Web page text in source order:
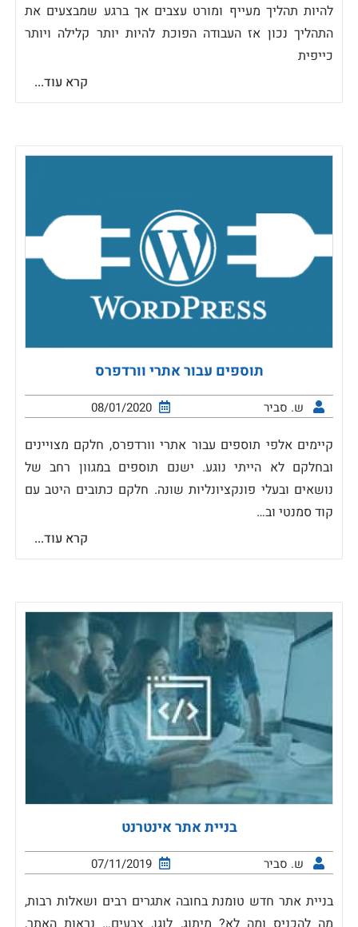
להיות תהליך מעייף ומורט עצבים אך ברגע שמבצעים את
התהליך נכון אז העבודה הפוכת להיות יותר קלילה ויותר
כייפית
קרא עוד...
תוספים עבור אתרי וורדפרס
ש. סביר 08/01/2020
קיימים אלפי תוספים עבור אתרי וורדפרס, חלקם מצויינים
ובחלקם לא הייתי נוגע. ישנם תוספים במגוון רחב של
נושאים ובעלי פונקציונליות שונה. חלקם כתובים היטב עם
קוד סמנטי וב…
קרא עוד...
בניית אתר אינטרנט
ש. סביר 07/11/2019
בניית אתר חדש טומנת בחובה אתגרים רבים ושאלות רבות,